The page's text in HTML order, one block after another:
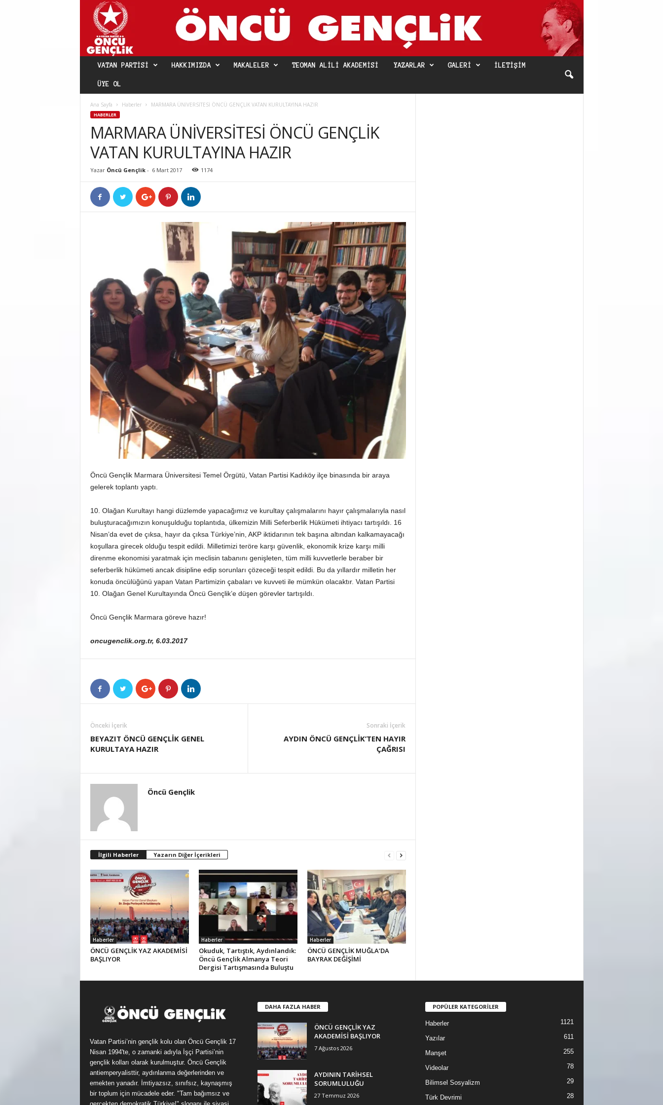
VATAN PARTISI HAKKIMIZDA MAKALELER TEOMAN ALILI AKADEMISI YAZARLAR GALERI İLETIŞIM
ÜYE OL
Ana Sayfa Haberler MARMARA ÜNİVERSİTESİ ÖNCÜ GENÇLİK VATAN KURULTAYINA HAZIR
HABERLER
MARMARA ÜNİVERSİTESİ ÖNCÜ GENÇLİK
VATAN KURULTAYINA HAZIR
Yazar Öncü Gençlik- 6 Mart 2017 1174
Öncü Gençlik Marmara Üniversitesi Temel Örgütü, Vatan Partisi Kadıköy ilçe binasında bir araya
gelerek toplantı yaptı.
10. Olağan Kurultayı hangi düzlemde yapacağımız ve kurultay çalışmalarını hayır çalışmalarıyla nasıl
buluşturacağımızın konuşulduğu toplantıda, ülkemizin Milli Seferberlik Hükümeti ihtiyacı tartışıldı. 16
Nisan’da evet de çıksa, hayır da çıksa Türkiye’nin, AKP iktidarının tek başına altından kalkamayacağı
koşullara girecek olduğu tespit edildi. Milletimizi teröre karşı güvenlik, ekonomik krize karşı milli
direnme ekonomisi yaratmak için meclisin tabanını genişleten, tüm milli kuvvetlerle beraber bir
seferberlik hükümeti ancak disipline edip sorunları çözeceği tespit edildi. Bu da yıllardır milletin her
konuda öncülüğünü yapan Vatan Partimizin çabaları ve kuvveti ile mümkün olacaktır. Vatan Partisi
10. Olağan Genel Kurultayında Öncü Gençlik’e düşen görevler tartışıldı.
Öncü Gençlik Marmara göreve hazır!
oncugenclik.org.tr, 6.03.2017
Önceki İçerik
BEYAZIT ÖNCÜ GENÇLİK GENEL
KURULTAYA HAZIR
Sonraki İçerik
AYDIN ÖNCÜ GENÇLİK’TEN HAYIR
ÇAĞRISI
Öncü Gençlik
İlgili Haberler Yazarın Diğer İçerikleri
Haberler
ÖNCÜ GENÇLİK YAZ AKADEMİSİ
BAŞLIYOR
Haberler
Okuduk, Tartıştık, Aydınlandık:
Öncü Gençlik Almanya Teori
Dergisi Tartışmasında Buluştu
Haberler
ÖNCÜ GENÇLİK MUĞLA’DA
BAYRAK DEĞİŞİMİ
Vatan Partisi’nin gençlik kolu olan Öncü Gençlik 17
Nisan 1994'te, o zamanki adıyla İşçi Partisi’nin
gençlik kolları olarak kurulmuştur. Öncü Gençlik
antiemperyalisttir, aydınlanma değerlerinden ve
emekten yanadır. İmtiyazsız, sınıfsız, kaynaşmış
bir toplum için mücadele eder. "Tam bağımsız ve
DAHA FAZLA HABER
ÖNCÜ GENÇLİK YAZ
AKADEMİSİ BAŞLIYOR
7 Ağustos 2026
AYDININ TARİHSEL
SORUMLULUĞU
27 Temmuz 2026
POPÜLER KATEGORİLER
Haberler 1121
Yazılar 611
Manşet 255
Videolar 78
Bilimsel Sosyalizm 29
Türk Devrimi 28